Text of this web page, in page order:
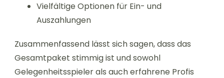
Vielfältige Optionen für Ein- und
Auszahlungen
Zusammenfassend lässt sich sagen, dass das
Gesamtpaket stimmig ist und sowohl
Gelegenheitsspieler als auch erfahrene Profis